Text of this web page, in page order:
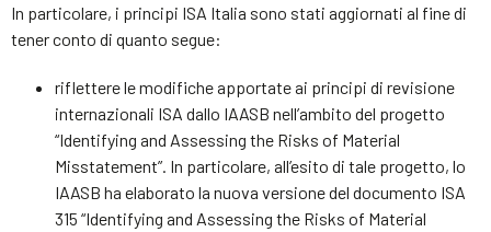
In particolare, i principi ISA Italia sono stati aggiornati al fine di
tener conto di quanto segue:
riflettere le modifiche apportate ai principi di revisione
internazionali ISA dallo IAASB nell’ambito del progetto
“Identifying and Assessing the Risks of Material
Misstatement”. In particolare, all’esito di tale progetto, lo
IAASB ha elaborato la nuova versione del documento ISA
315 “Identifying and Assessing the Risks of Material